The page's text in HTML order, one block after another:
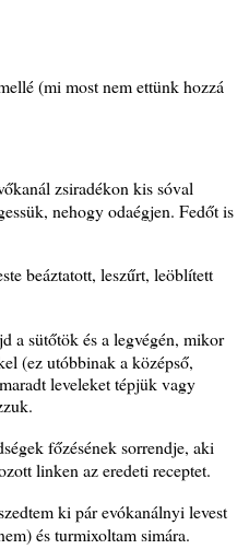
(mi most nem ettünk hozzá
zsiradékon kis sóval
nehogy odaégjen. Fedőt is
beáztatott, leszűrt, leöblített
a sütőtök és a legvégén, mikor
(ez utóbbinak a középső,
leveleket tépjük vagy
főzésének sorrendje, aki
linken az eredeti receptet.
ki pár evókanálnyi levest
és turmixoltam simára.